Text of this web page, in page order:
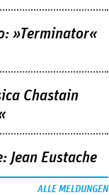
»Terminator«
Chastain
Jean Eustache
ALLE MELDUNGEN